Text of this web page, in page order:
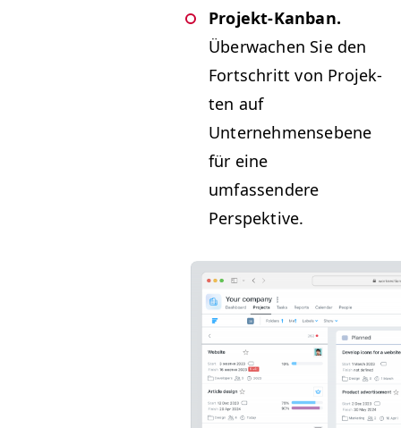
Pro­jekt-Kan­ban.
Überwachen Sie den
Fortschritt von Pro­jek­
ten auf
Unternehmensebene
für eine
umfassendere
Perspektive.